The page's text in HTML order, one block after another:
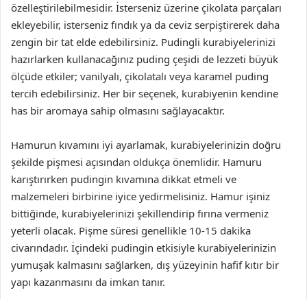
özelleştirilebilmesidir. İsterseniz üzerine çikolata parçaları
ekleyebilir, isterseniz fındık ya da ceviz serpiştirerek daha
zengin bir tat elde edebilirsiniz. Pudingli kurabiyelerinizi
hazırlarken kullanacağınız puding çeşidi de lezzeti büyük
ölçüde etkiler; vanilyalı, çikolatalı veya karamel puding
tercih edebilirsiniz. Her bir seçenek, kurabiyenin kendine
has bir aromaya sahip olmasını sağlayacaktır.
Hamurun kıvamını iyi ayarlamak, kurabiyelerinizin doğru
şekilde pişmesi açısından oldukça önemlidir. Hamuru
karıştırırken pudingin kıvamına dikkat etmeli ve
malzemeleri birbirine iyice yedirmelisiniz. Hamur işiniz
bittiğinde, kurabiyelerinizi şekillendirip fırına vermeniz
yeterli olacak. Pişme süresi genellikle 10-15 dakika
civarındadır. İçindeki pudingin etkisiyle kurabiyelerinizin
yumuşak kalmasını sağlarken, dış yüzeyinin hafif kıtır bir
yapı kazanmasını da imkan tanır.